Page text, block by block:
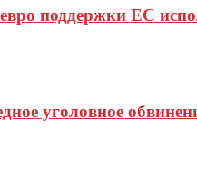
поддержки ЕС
уголовное